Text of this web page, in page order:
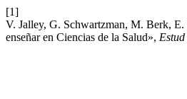
[1]
V. Jalley, G. Schwartzman, M. Berk,
enseñar en Ciencias de la Salud»,